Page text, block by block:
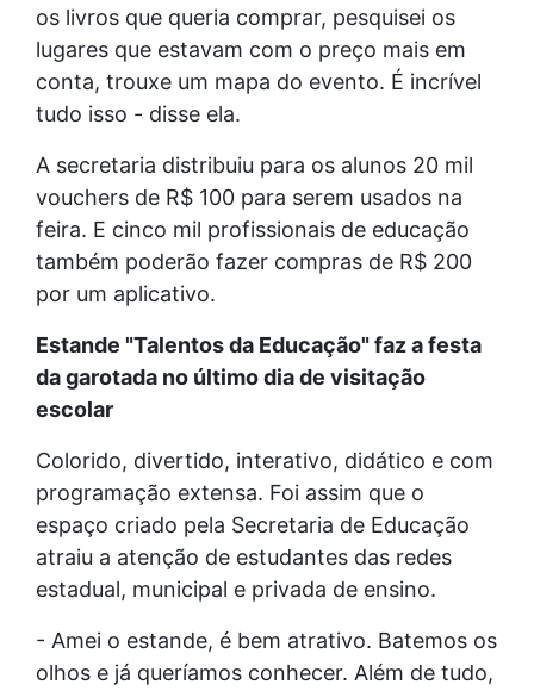
os livros que queria comprar, pesquisei os
lugares que estavam com o preço mais em
conta, trouxe um mapa do evento. É incrível
tudo isso - disse ela.
A secretaria distribuiu para os alunos 20 mil
vouchers de R$ 100 para serem usados na
feira. E cinco mil profissionais de educação
também poderão fazer compras de R$ 200
por um aplicativo.
Estande "Talentos da Educação" faz a festa
da garotada no último dia de visitação
escolar
Colorido, divertido, interativo, didático e com
programação extensa. Foi assim que o
espaço criado pela Secretaria de Educação
atraiu a atenção de estudantes das redes
estadual, municipal e privada de ensino.
- Amei o estande, é bem atrativo. Batemos os
olhos e já queríamos conhecer. Além de tudo,